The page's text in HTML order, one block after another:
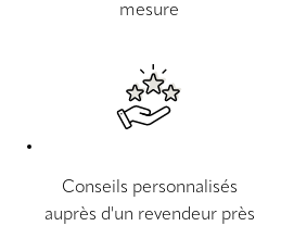
mesure
Conseils personnalisés
auprès d'un revendeur près